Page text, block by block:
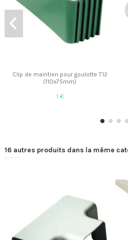
Clip de maintien pour goulotte T12
(110x75mm)
1 €
16 autres produits dans la même